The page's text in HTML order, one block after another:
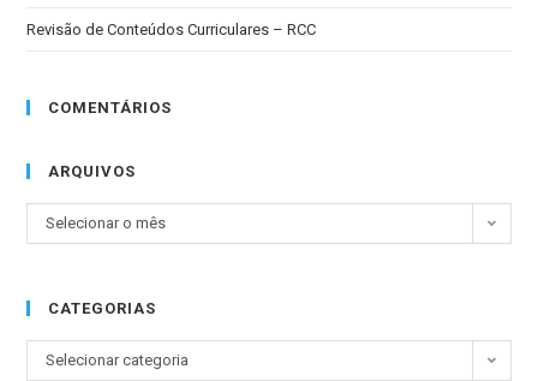
Revisão de Conteúdos Curriculares – RCC
COMENTÁRIOS
ARQUIVOS
Selecionar o mês
CATEGORIAS
Selecionar categoria